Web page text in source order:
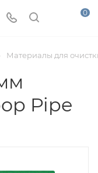
0
Материалы для
Pipe